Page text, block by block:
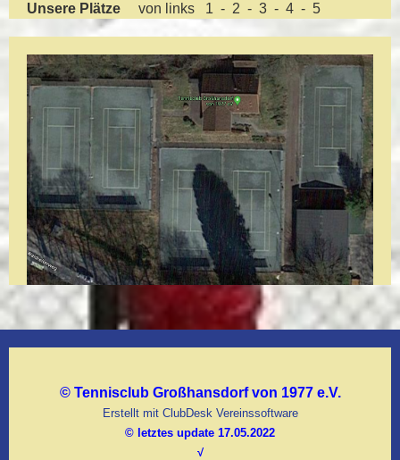
Unsere Plätze von links 1 - 2 - 3 - 4 - 5
© Tennisclub Großhansdorf von 1977 e.V.
Erstellt mit ClubDesk Vereinssoftware
© letztes update 17.05.2022
√